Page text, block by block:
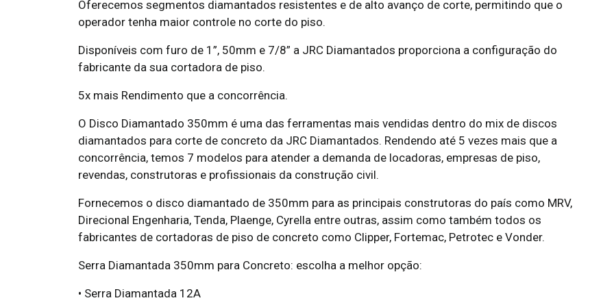
Oferecemos segmentos diamantados resistentes e de alto avanço de corte, permitindo que o
operador tenha maior controle no corte do piso.
Disponíveis com furo de 1”, 50mm e 7/8” a JRC Diamantados proporciona a configuração do
fabricante da sua cortadora de piso.
5x mais Rendimento que a concorrência.
O Disco Diamantado 350mm é uma das ferramentas mais vendidas dentro do mix de discos
diamantados para corte de concreto da JRC Diamantados. Rendendo até 5 vezes mais que a
concorrência, temos 7 modelos para atender a demanda de locadoras, empresas de piso,
revendas, construtoras e profissionais da construção civil.
Fornecemos o disco diamantado de 350mm para as principais construtoras do país como MRV,
Direcional Engenharia, Tenda, Plaenge, Cyrella entre outras, assim como também todos os
fabricantes de cortadoras de piso de concreto como Clipper, Fortemac, Petrotec e Vonder.
Serra Diamantada 350mm para Concreto: escolha a melhor opção:
• Serra Diamantada 12A